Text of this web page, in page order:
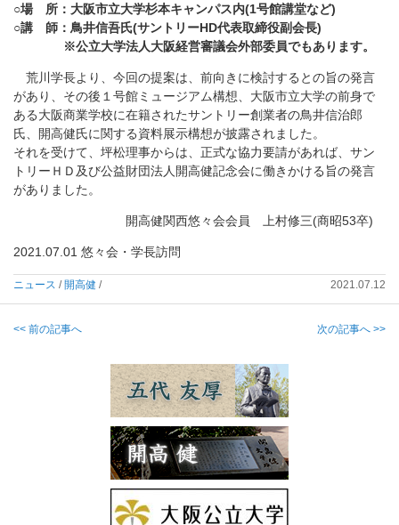
○場 所：大阪市立大学杉本キャンパス内(1号館講堂など)
○講 師：鳥井信吾氏(サントリーHD代表取締役副会長)
※公立大学法人大阪経営審議会外部委員でもあります。
荒川学長より、今回の提案は、前向きに検討するとの旨の発言
があり、その後１号館ミュージアム構想、大阪市立大学の前身で
ある大阪商業学校に在籍されたサントリー創業者の鳥井信治郎
氏、開高健氏に関する資料展示構想が披露されました。
それを受けて、坪松理事からは、正式な協力要請があれば、サン
トリーＨＤ及び公益財団法人開高健記念会に働きかける旨の発言
がありました。
開高健関西悠々会会員 上村修三(商昭53卒)
2021.07.01 悠々会・学長訪問
ニュース / 開高健 / 2021.07.12
<< 前の記事へ 次の記事へ >>